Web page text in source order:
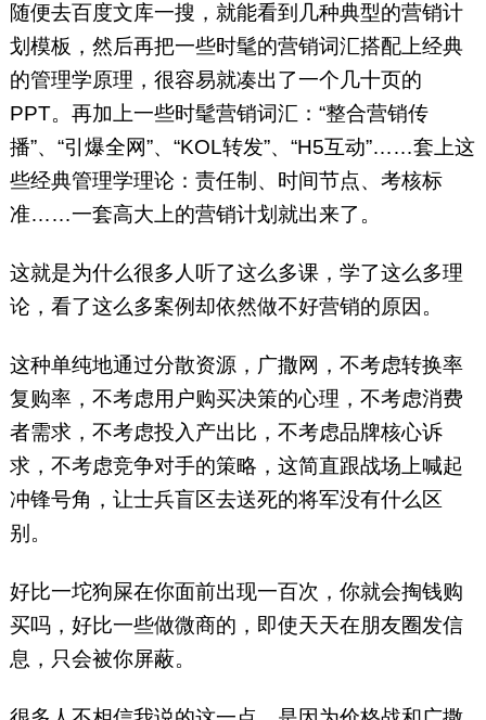
随便去百度文库一搜，就能看到几种典型的营销计
划模板，然后再把一些时髦的营销词汇搭配上经典
的管理学原理，很容易就凑出了一个几十页的
PPT。再加上一些时髦营销词汇：“整合营销传
播”、“引爆全网”、“KOL转发”、“H5互动”……套上这
些经典管理学理论：责任制、时间节点、考核标
准……一套高大上的营销计划就出来了。
这就是为什么很多人听了这么多课，学了这么多理
论，看了这么多案例却依然做不好营销的原因。
这种单纯地通过分散资源，广撒网，不考虑转换率
复购率，不考虑用户购买决策的心理，不考虑消费
者需求，不考虑投入产出比，不考虑品牌核心诉
求，不考虑竞争对手的策略，这简直跟战场上喊起
冲锋号角，让士兵盲区去送死的将军没有什么区
别。
好比一坨狗屎在你面前出现一百次，你就会掏钱购
买吗，好比一些做微商的，即使天天在朋友圈发信
息，只会被你屏蔽。